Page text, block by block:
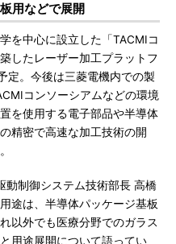
用などで展開
を中心に設立した「TACMIコ
したレーザー加工プラットフ
定。今後は三菱電機内での製
コンソーシアムなどの環境
を使用する電子部品や半導体
精密で高速な加工技術の開
制御システム技術部長 高橋
途は、半導体パッケージ基板
以外でも医療分野でのガラス
用途展開について語ってい